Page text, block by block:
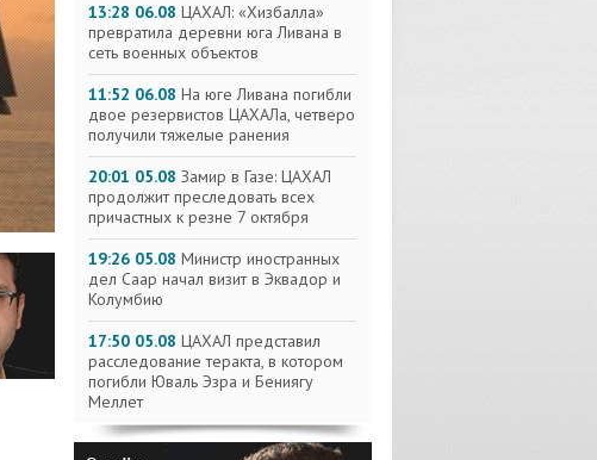
13:28 06.08 ЦАХАЛ: «Хизбалла»
превратила деревни юга Ливана в
сеть военных объектов
11:52 06.08 На юге Ливана погибли
двое резервистов ЦАХАЛа, четверо
получили тяжелые ранения
20:01 05.08 Замир в Газе: ЦАХАЛ
продолжит преследовать всех
причастных к резне 7 октября
19:26 05.08 Министр иностранных
дел Саар начал визит в Эквадор и
Колумбию
17:50 05.08 ЦАХАЛ представил
расследование теракта, в котором
погибли Юваль Эзра и Бениягу
Меллет